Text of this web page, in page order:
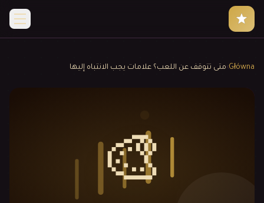
Główna
›متى تتوقف عن اللعب؟ علامات يجب الانتباه إليها
🎨